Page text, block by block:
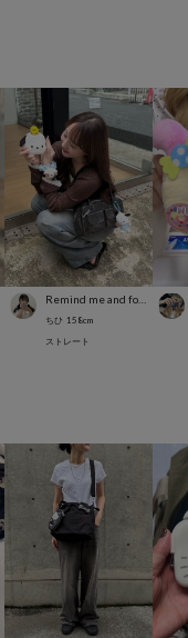
Remind me and forever
ちひ 158cm
ストレート